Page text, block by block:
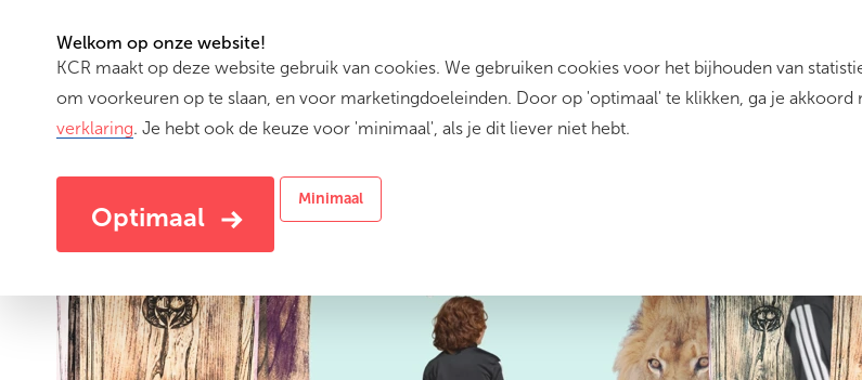
Welkom op onze website!
KCR maakt op deze website gebruik van cookies. We gebruiken cookies voor het bijhouden van
om voorkeuren op te slaan, en voor marketingdoeleinden. Door op 'optimaal' te klikken, ga je
verklaring. Je hebt ook de keuze voor 'minimaal', als je dit liever niet hebt.
Optimaal
Minimaal
Activiteiten(current)Zo werkt het Dit zijn wij